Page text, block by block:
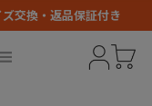
交換・返品保証付き